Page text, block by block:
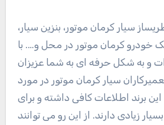
سیار کرمان موتور، بنزین سیار،
خودرو کرمان موتور در محل و…. با
و به شکل حرفه ای به شما عزیزان
سیار کرمان موتور در مورد
برند اطلاعات کافی داشته و برای
زیادی دارند. از این رو می توانند